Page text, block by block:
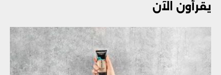
يقرأون الآن